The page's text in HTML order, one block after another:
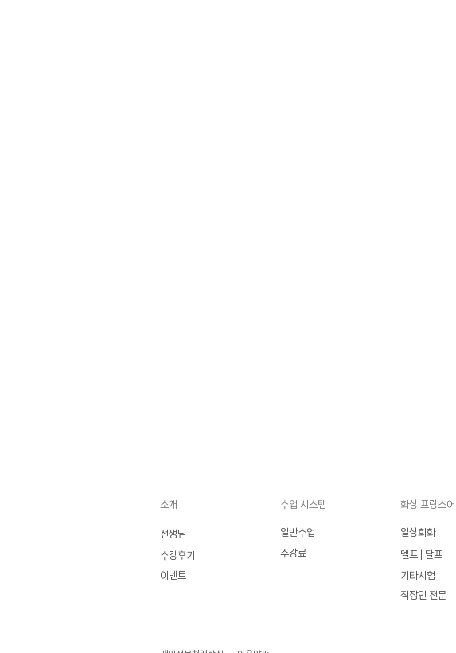
소개
선생님
수강후기
이벤트
수업 시스템
일반수업
수강료
​화상 프랑스어
일상회화
델프 | 달프
기타시험
직장인 전문